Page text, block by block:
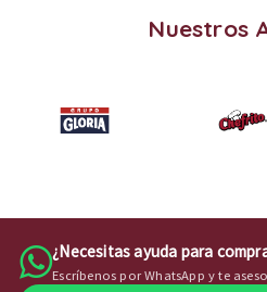
Nuestros
¿Necesitas ayuda para
Escríbenos por WhatsApp y te